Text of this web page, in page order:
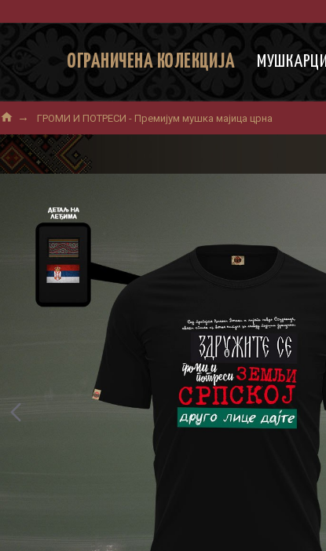
ОГРАНИЧЕНА КОЛЕКЦИЈА МУШКАРЦИ
ГРОМИ И ПОТРЕСИ - Премиjум мушка мајица црна